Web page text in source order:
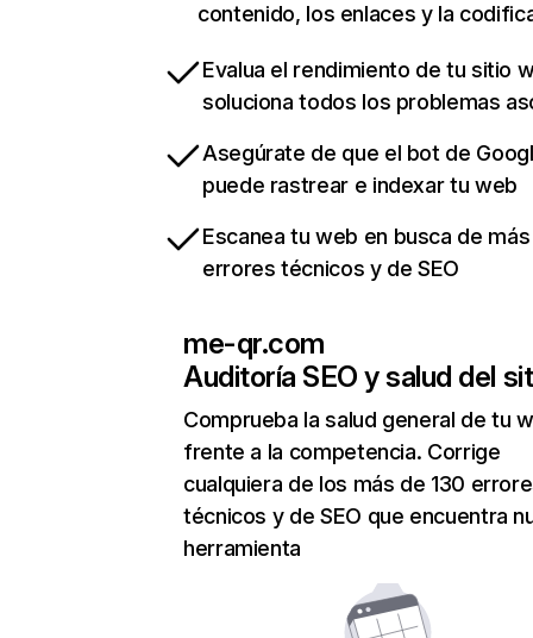
contenido, los enlaces y la
Evalua el rendimiento de tu sitio
soluciona todos los problemas
Asegúrate de que el bot de
puede rastrear e indexar tu web
Escanea tu web en busca de
errores técnicos y de SEO
me-qr.com
Auditoría SEO y salud del
Comprueba la salud general de tu
frente a la competencia. Corrige
cualquiera de los más de 130
técnicos y de SEO que encuentra
herramienta